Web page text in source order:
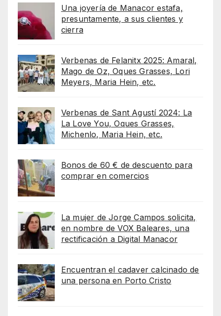
Una joyería de Manacor estafa,
presuntamente, a sus clientes y
cierra
Verbenas de Felanitx 2025: Amaral,
Mago de Oz, Oques Grasses, Lori
Meyers, Maria Hein, etc.
Verbenas de Sant Agustí 2024: La
La Love You, Oques Grasses,
Michenlo, Maria Hein, etc.
Bonos de 60 € de descuento para
comprar en comercios
La mujer de Jorge Campos solicita,
en nombre de VOX Baleares, una
rectificación a Digital Manacor
Encuentran el cadaver calcinado de
una persona en Porto Cristo